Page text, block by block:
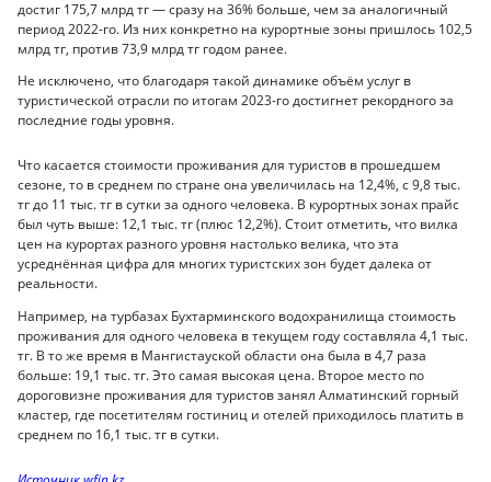
достиг 175,7 млрд тг — сразу на 36% больше, чем за аналогичный
период 2022-го. Из них конкретно на курортные зоны пришлось 102,5
млрд тг, против 73,9 млрд тг годом ранее.
Не исключено, что благодаря такой динамике объём услуг в
туристической отрасли по итогам 2023-го достигнет рекордного за
последние годы уровня.
Что касается стоимости проживания для туристов в прошедшем
сезоне, то в среднем по стране она увеличилась на 12,4%, с 9,8 тыс.
тг до 11 тыс. тг в сутки за одного человека. В курортных зонах прайс
был чуть выше: 12,1 тыс. тг (плюс 12,2%). Стоит отметить, что вилка
цен на курортах разного уровня настолько велика, что эта
усреднённая цифра для многих туристских зон будет далека от
реальности.
Например, на турбазах Бухтарминского водохранилища стоимость
проживания для одного человека в текущем году составляла 4,1 тыс.
тг. В то же время в Мангистауской области она была в 4,7 раза
больше: 19,1 тыс. тг. Это самая высокая цена. Второе место по
дороговизне проживания для туристов занял Алматинский горный
кластер, где посетителям гостиниц и отелей приходилось платить в
среднем по 16,1 тыс. тг в сутки.